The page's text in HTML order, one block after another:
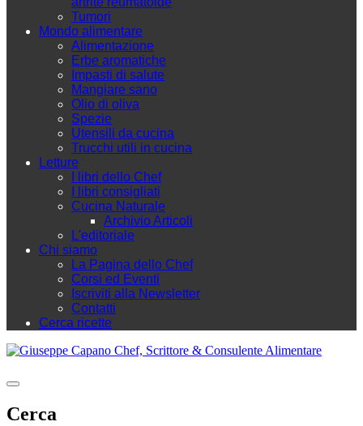
Tumori
Mondo alimentare
Alimentazione
Erbe aromatiche
Impasti di salute
Mangiare sano
Olio di oliva
Spezie
Utensili da cucina
Trucchi utili in cucina
Letture
I libri dello Chef
I libri consigliati
Cucina Naturale
Archivio Articoli
L'editoriale
Chi siamo
La Pagina dello Chef
Corsi ed Eventi
Iscriviti alla Newsletter
Contatti
Cerca ricette
Cerca